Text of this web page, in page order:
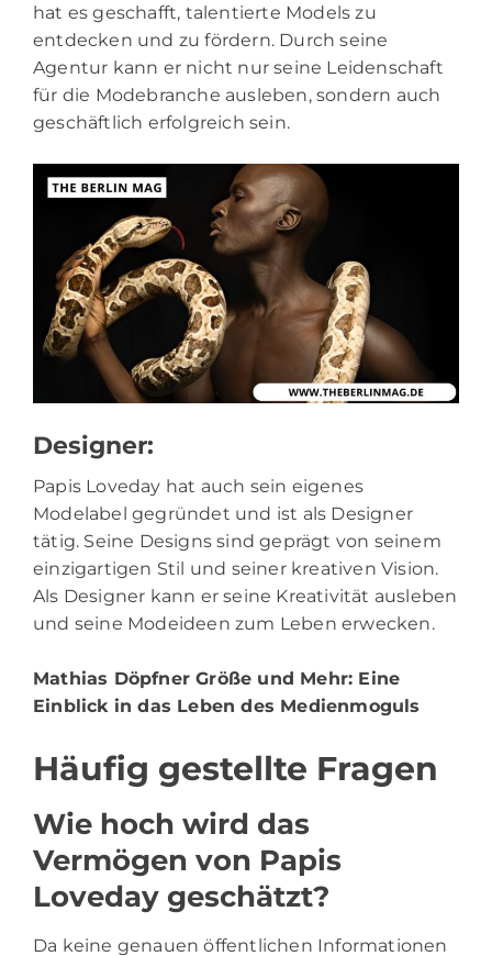
hat es geschafft, talentierte Models zu
entdecken und zu fördern. Durch seine
Agentur kann er nicht nur seine Leidenschaft
für die Modebranche ausleben, sondern auch
geschäftlich erfolgreich sein.
Designer:
Papis Loveday hat auch sein eigenes
Modelabel gegründet und ist als Designer
tätig. Seine Designs sind geprägt von seinem
einzigartigen Stil und seiner kreativen Vision.
Als Designer kann er seine Kreativität ausleben
und seine Modeideen zum Leben erwecken.
Mathias Döpfner Größe und Mehr: Eine
Einblick in das Leben des Medienmoguls
Häufig gestellte Fragen
Wie hoch wird das
Vermögen von Papis
Loveday geschätzt?
Da keine genauen öffentlichen Informationen